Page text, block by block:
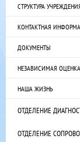
СТРУКТУРА
КОНТАКТНАЯ
ДОКУМЕНТЫ
НЕЗАВИСИМАЯ
НАША ЖИЗНЬ
ОТДЕЛЕНИЕ
ОТДЕЛЕНИЕ